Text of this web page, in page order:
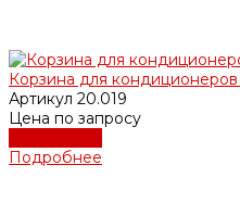
Корзина для
Артикул 20.019
Цена по запросу
Подробнее